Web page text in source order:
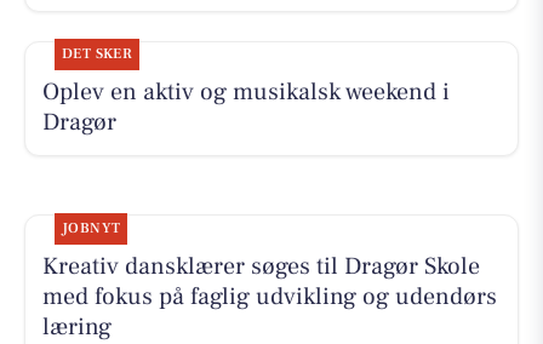
DET SKER
Oplev en aktiv og musikalsk weekend i
Dragør
JOBNYT
Kreativ dansklærer søges til Dragør Skole
med fokus på faglig udvikling og udendørs
læring